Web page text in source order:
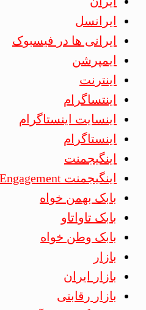
ایرانسل
ایرانی ها در فیسبوک
ایمپرشن
اینترنت
اینتساگرام
اینسایت اینستاگرام
اینستاگرام
اینگیجمنت
اینگیجمنت Engagement
بابک بهمن خواه
بابک تاواتاو
بابک وطن خواه
بازار
بازار ایران
بازار رقابتی